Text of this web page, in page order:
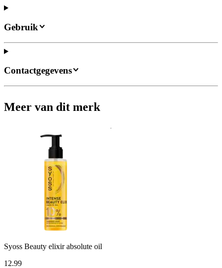
Gebruik
Contactgegevens
Meer van dit merk
Syoss Beauty elixir absolute oil
12.99